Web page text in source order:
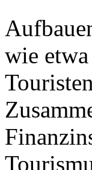
wie